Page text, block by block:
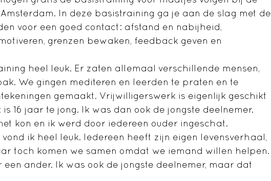
In deze basistraining ga je aan de slag met de
voor een goed contact: afstand en nabijheid,
grenzen bewaken, feedback geven en
heel leuk. Er zaten allemaal verschillende mensen,
We gingen mediteren en leerden te praten en te
gemaakt. Vrijwilligerswerk is eigenlijk geschikt
16 jaar te jong. Ik was dan ook de jongste deelnemer.
kon en ik werd door iedereen ouder ingeschat.
ik heel leuk. Iedereen heeft zijn eigen levensverhaal,
toch komen we samen omdat we iemand willen helpen.
ander. Ik was ook de jongste deelnemer, maar dat